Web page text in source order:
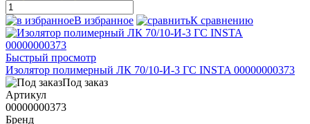
В избранное К сравнению
Быстрый просмотр
Изолятор полимерный ЛК 70/10-И-3 ГС INSTA 00000000373
Под заказ
Артикул
00000000373
Бренд